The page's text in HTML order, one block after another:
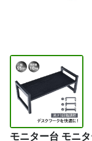
モニター台 モニ